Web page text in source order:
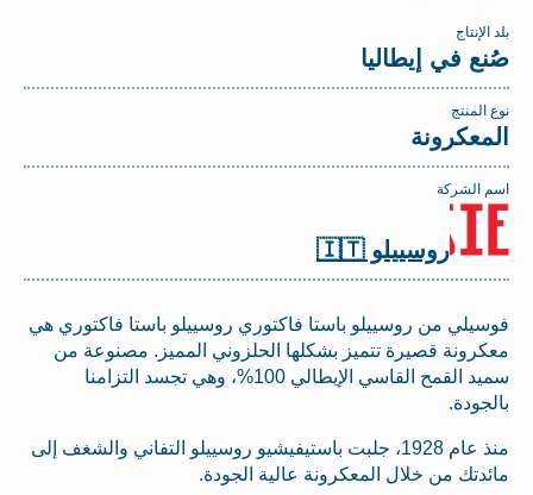
بلد الإنتاج
صُنع في إيطاليا
نوع المنتج
المعكرونة
اسم الشركة
روسييلو 🇮🇹
فوسيلي من روسييلو باستا فاكتوري روسييلو باستا فاكتوري هي
معكرونة قصيرة تتميز بشكلها الحلزوني المميز. مصنوعة من
سميد القمح القاسي الإيطالي 100%، وهي تجسد التزامنا
بالجودة.
منذ عام 1928، جلبت باستيفيشيو روسييلو التفاني والشغف إلى
مائدتك من خلال المعكرونة عالية الجودة.